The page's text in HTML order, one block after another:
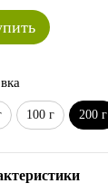
100 г 200 г